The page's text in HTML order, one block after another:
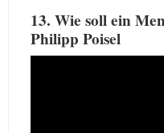
13. Wie soll ein
Philipp Poisel